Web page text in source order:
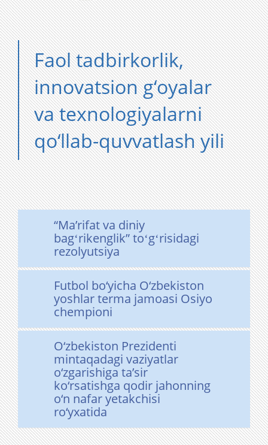
Faol tadbirkorlik,
innovatsion g‘oyalar
va texnologiyalarni
qo‘llab-quvvatlash yili
“Maʼrifat va diniy
bagʻrikenglik” toʻgʻrisidagi
rezolyutsiya
Futbol bo‘yicha O‘zbekiston
yoshlar terma jamoasi Osiyo
chempioni
O‘zbekiston Prezidenti
mintaqadagi vaziyatlar
o‘zgarishiga ta’sir
ko‘rsatishga qodir jahonning
o‘n nafar yetakchisi
ro‘yxatida